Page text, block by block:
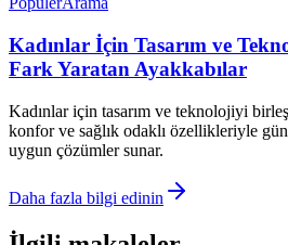
Kadınlar İçin Tasarım ve
Fark Yaratan Ayakkabılar
Kadınlar için tasarım ve teknolojiyi
konfor ve sağlık odaklı özellikleriyle
uygun çözümler sunar.
Daha fazla bilgi edinin